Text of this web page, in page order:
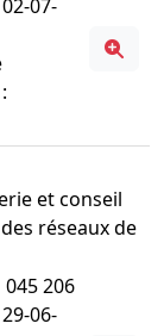
07-
et conseil
réseaux de
045 206
06-